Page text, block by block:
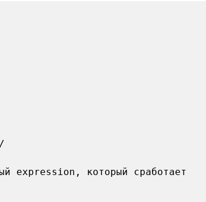
expression, который сработает